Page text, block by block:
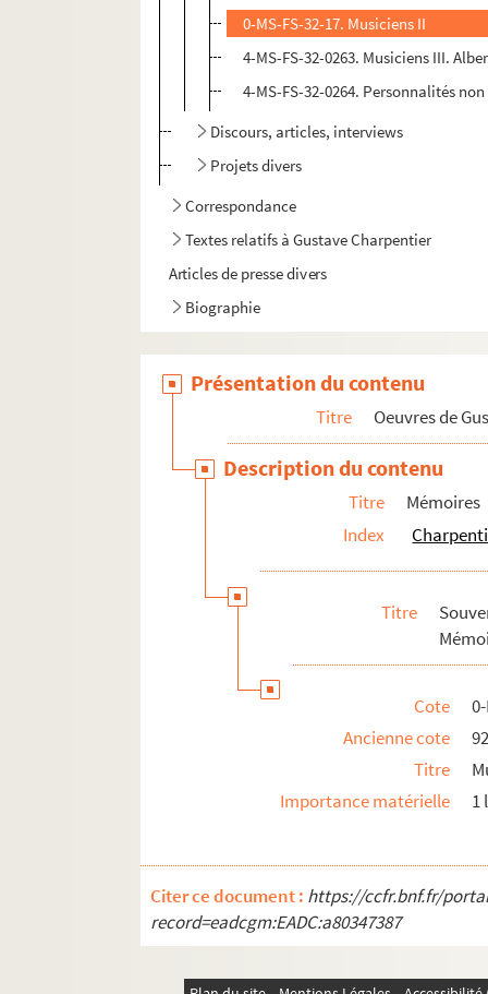
0-MS-FS-32-17. Musiciens II
4-MS-FS-32-0263. Musiciens III.
4-MS-FS-32-0264. Personnalités
Discours, articles, interviews
Projets divers
Correspondance
Textes relatifs à Gustave Charpentier
Articles de presse divers
Biographie
Présentation du contenu
Titre Oeuvres de
Description du contenu
Titre
Mémoires
Index
Titre
Cote
Ancienne cote
Titre
Importance matérielle
1
Citer ce document : https://ccfr.bnf.fr/
record=eadcgm:EADC:a80347387